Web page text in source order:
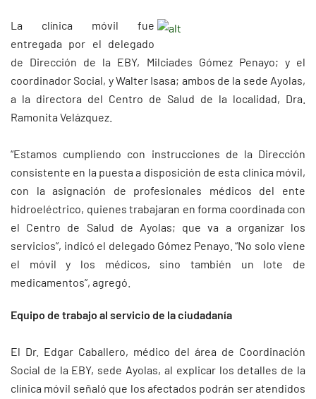
La clínica móvil fue
entregada por el delegado
de Dirección de la EBY, Milciades Gómez Penayo; y el
coordinador Social, y Walter Isasa; ambos de la sede Ayolas,
a la directora del Centro de Salud de la localidad, Dra.
Ramonita Velázquez.
“Estamos cumpliendo con instrucciones de la Dirección
consistente en la puesta a disposición de esta clínica móvil,
con la asignación de profesionales médicos del ente
hidroeléctrico, quienes trabajaran en forma coordinada con
el Centro de Salud de Ayolas; que va a organizar los
servicios”, indicó el delegado Gómez Penayo. “No solo viene
el móvil y los médicos, sino también un lote de
medicamentos”, agregó.
Equipo de trabajo al servicio de la ciudadanía
El Dr. Edgar Caballero, médico del área de Coordinación
Social de la EBY, sede Ayolas, al explicar los detalles de la
clínica móvil señaló que los afectados podrán ser atendidos